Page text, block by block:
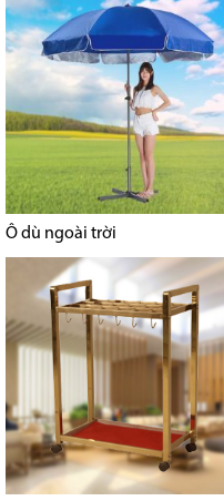
Ô dù ngoài trời